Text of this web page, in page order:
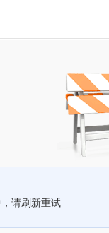
请刷新重试